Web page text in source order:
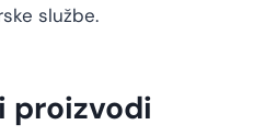
službe.
proizvodi